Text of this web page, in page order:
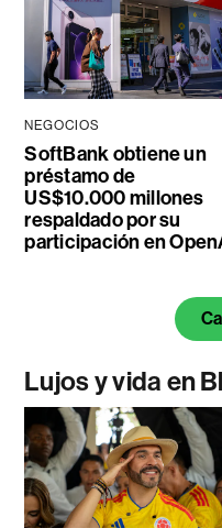
NEGOCIOS
SoftBank obtiene un
préstamo de
US$10.000 millones
respaldado por su
participación en
Lujos y vida en